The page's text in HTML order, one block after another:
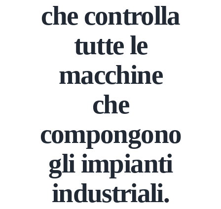
che controlla
tutte le
macchine
che
compongono
gli impianti
industriali.